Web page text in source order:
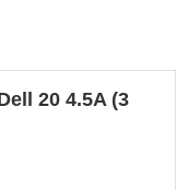
20 4.5A (3